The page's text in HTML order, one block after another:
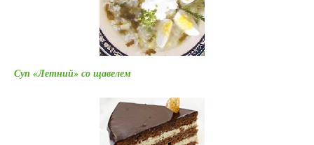
Суп «Летний» со щавелем